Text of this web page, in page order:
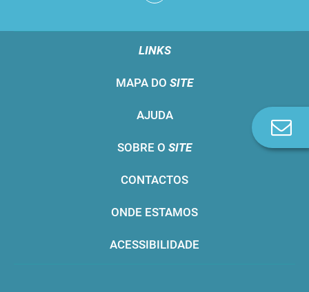
LINKS
MAPA DO SITE
AJUDA
SOBRE O SITE
CONTACTOS
ONDE ESTAMOS
ACESSIBILIDADE